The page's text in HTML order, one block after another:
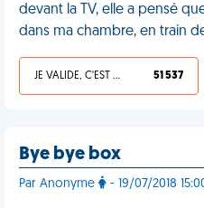
devant la TV, elle a pensé
dans ma chambre, en train
JE VALIDE, C'EST UNE VDM 51 537
Bye bye box
Par Anonyme - 19/07/2018